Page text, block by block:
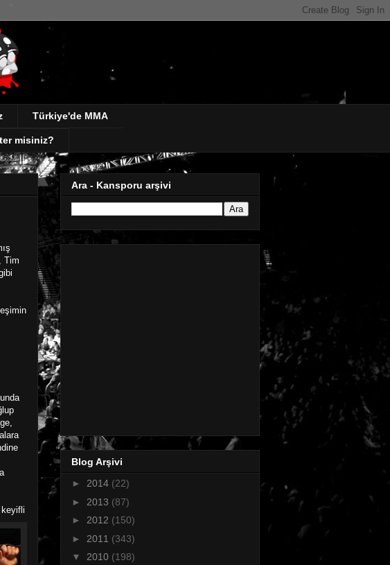
Türkiye'de MMA
misiniz?
Tim
keyifli
Ara - Kansporu arşivi
Blog Arşivi
► 2014 (22)
► 2013 (87)
► 2012 (150)
► 2011 (343)
▼ 2010 (198)